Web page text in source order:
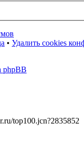
• Удалить cookies
phpBB
top100.jcn?2835852